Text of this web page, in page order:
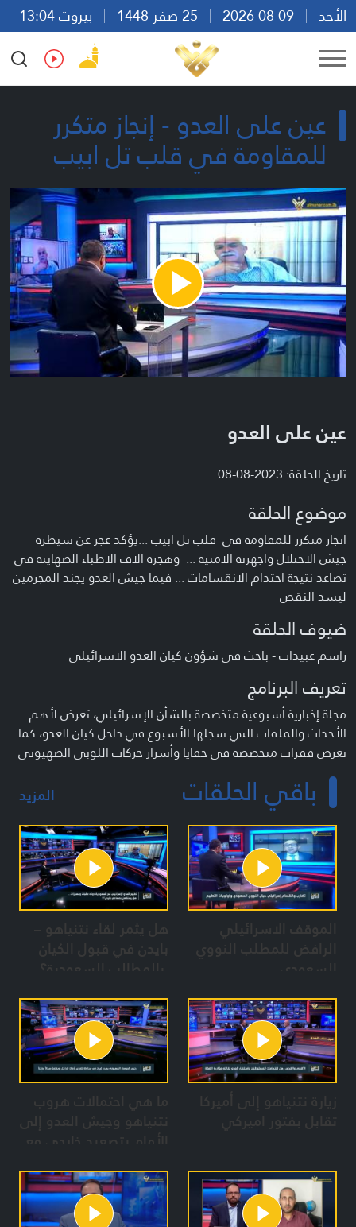
الأحد
بيروت 13:04
Ar
En Fr Es
عين على العدو - إنجاز متكرر
للمقاومة في قلب تل ابيب
Play
Video
عين على العدو
تاريخ الحلقة: 2023-08-08
موضوع الحلقة
انجاز متكرر للمقاومة في قلب تل ابيب ...يؤكد عجز عن سيطرة
جيش الاحتلال واجهزته الامنية ... وهجرة الاف الاطباء الصهاينة في
تصاعد نتيجة احتدام الانقسامات ... فيما جيش العدو يجند المجرمين
ليسد النقص
ضيوف الحلقة
راسم عبيدات - باحث في شؤون كيان العدو الاسرائيلي
تعريف البرنامج
مجلة إخبارية أسبوعية متخصصة بالشأن الإسرائيلي، تعرض لأهم
الأحداث والملفات التي سجلها الأسبوع في داخل كيان العدو، كما
تعرض فقرات متخصصة في خفايا وأسرار حركات اللوبي الصهيوني
في العالم ضمن فقرة "لوبي ليكس"، وعرض غرافيكي
لمستوطنات صهيونية وما تتضمنه من نقاط حساسة ومنشآت
حيوية وتاريخ استيطانها ضمن فقرة "مرصاد"، إضافة إلى تقارير
مترجمة حرفياً تعكس نقاط ضعف الكيان على لسان إعلامه ضمن
فقرة "شاهد".
إخراج: عبد الكريم خشاب
مقدم: ضياء أبو طعام
فريق إعداد: أحمد عمار – حسن حجازي
منتج: محمد عياد
باقي الحلقات المزيد
الموقف الاسرائيلي
الرافض للمطلب النووي
السعودي
هل يثمر لقاء نتنياهو –
بايدن في قبول الكيان
بالمطالب السعودية؟
زيارة نتنياهو إلى أميركا
تقابل بفتور اميركي
ما هي احتمالات هروب
نتنياهو وجيش العدو إلى
الأمام بتصعيد خارجي مع